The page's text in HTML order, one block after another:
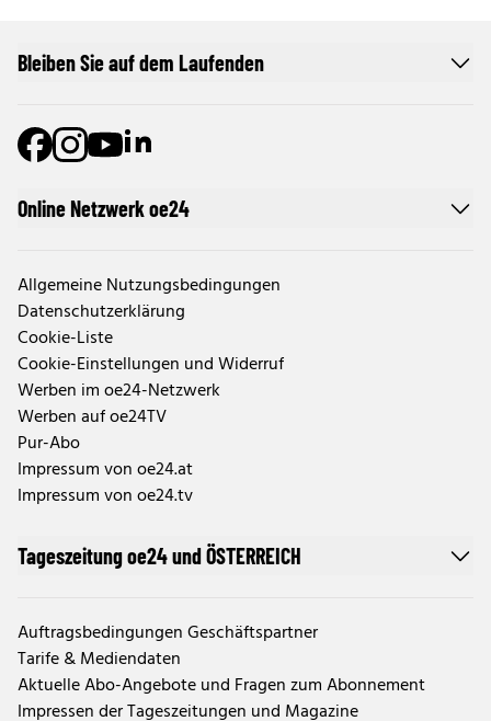
Online Netzwerk oe24
Allgemeine Nutzungsbedingungen
Datenschutzerklärung
Cookie-Liste
Cookie-Einstellungen und Widerruf
Werben im oe24-Netzwerk
Werben auf oe24TV
Pur-Abo
Impressum von oe24.at
Impressum von oe24.tv
Tageszeitung oe24 und ÖSTERREICH
Auftragsbedingungen Geschäftspartner
Tarife & Mediendaten
Aktuelle Abo-Angebote und Fragen zum Abonnement
Impressen der Tageszeitungen und Magazine
Bleiben Sie auf dem Laufenden